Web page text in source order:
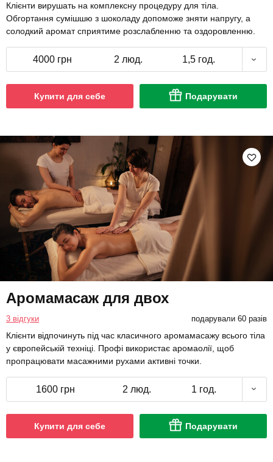
Клієнти вирушать на комплексну процедуру для тіла.
Обгортання сумішшю з шоколаду допоможе зняти напругу, а
солодкий аромат сприятиме розслабленню та оздоровленню.
4000 грн 2 люд. 1,5 год.
Купити для себе Подарувати
Аромамасаж для двох
3 відгуки подарували 60 разів
Клієнти відпочинуть під час класичного аромамасажу всього тіла
у європейській техніці. Профі використає аромаолії, щоб
пропрацювати масажними рухами активні точки.
1600 грн 2 люд. 1 год.
Купити для себе Подарувати